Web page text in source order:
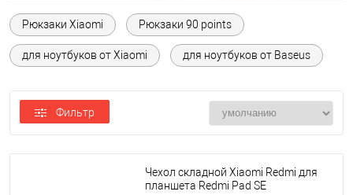
Рюкзаки Xiaomi Рюкзаки 90 points
для ноутбуков от Xiaomi для ноутбуков от Baseus
Фильтр
Чехол складной Xiaomi Redmi для
планшета Redmi Pad SE